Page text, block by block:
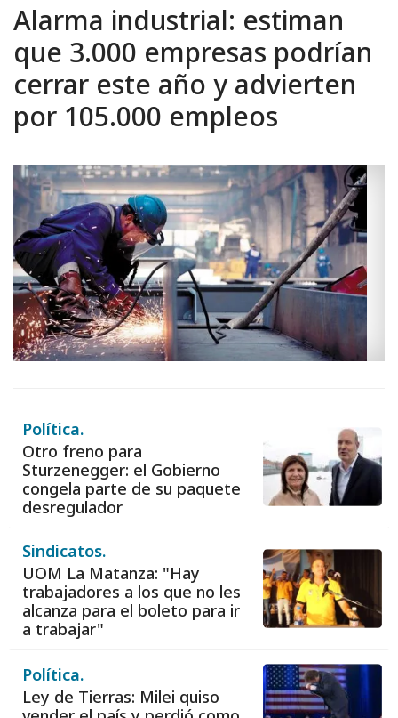
Alarma industrial: estiman
que 3.000 empresas podrían
cerrar este año y advierten
por 105.000 empleos
Política.
Otro freno para
Sturzenegger: el Gobierno
congela parte de su paquete
desregulador
Sindicatos.
UOM La Matanza: "Hay
trabajadores a los que no les
alcanza para el boleto para ir
a trabajar"
Política.
Ley de Tierras: Milei quiso